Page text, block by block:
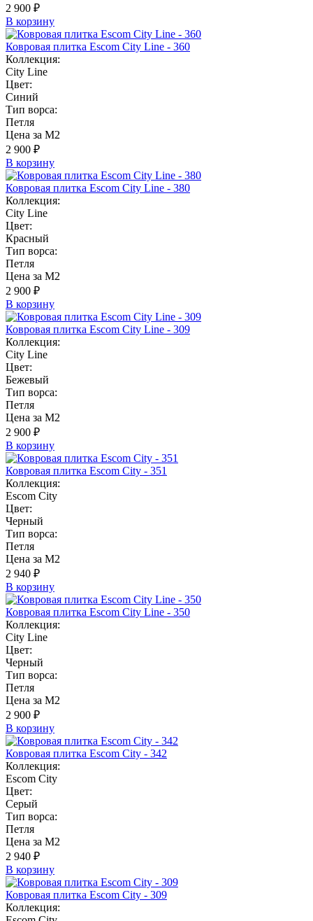
2 900 ₽
В корзину
Ковровая плитка Escom City Line - 360
Коллекция:
City Line
Цвет:
Синий
Тип ворса:
Петля
Цена за М2
2 900 ₽
В корзину
Ковровая плитка Escom City Line - 380
Коллекция:
City Line
Цвет:
Красный
Тип ворса:
Петля
Цена за М2
2 900 ₽
В корзину
Ковровая плитка Escom City Line - 309
Коллекция:
City Line
Цвет:
Бежевый
Тип ворса:
Петля
Цена за М2
2 900 ₽
В корзину
Ковровая плитка Escom City - 351
Коллекция:
Escom City
Цвет:
Черный
Тип ворса:
Петля
Цена за М2
2 940 ₽
В корзину
Ковровая плитка Escom City Line - 350
Коллекция:
City Line
Цвет:
Черный
Тип ворса:
Петля
Цена за М2
2 900 ₽
В корзину
Ковровая плитка Escom City - 342
Коллекция:
Escom City
Цвет:
Серый
Тип ворса:
Петля
Цена за М2
2 940 ₽
В корзину
Ковровая плитка Escom City - 309
Коллекция: